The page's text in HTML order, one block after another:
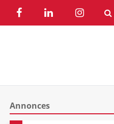
Annonces